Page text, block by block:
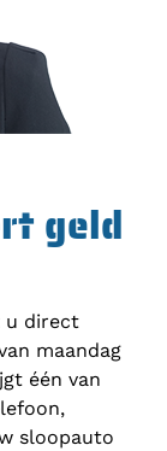
geld
u direct
maandag
één van
sloopauto